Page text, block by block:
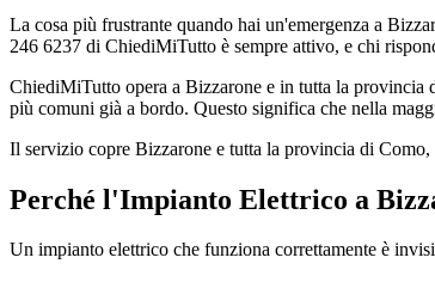
La cosa più frustrante quando hai un'emergenza a
246 6237 di ChiediMiTutto è sempre attivo, e chi
ChiediMiTutto opera a Bizzarone e in tutta la provincia
più comuni già a bordo. Questo significa che nella
Il servizio copre Bizzarone e tutta la provincia di
Perché l'Impianto Elettrico a
Un impianto elettrico che funziona correttamente è